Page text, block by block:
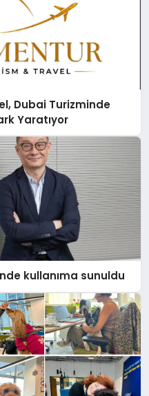
Dubai Turizminde
Yaratıyor
kullanıma sunuldu